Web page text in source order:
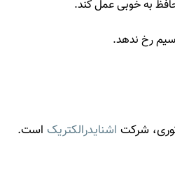
به خوبی عمل کند.
سیم رخ ندهد.
شرکت اشنایدرالکتریک است.